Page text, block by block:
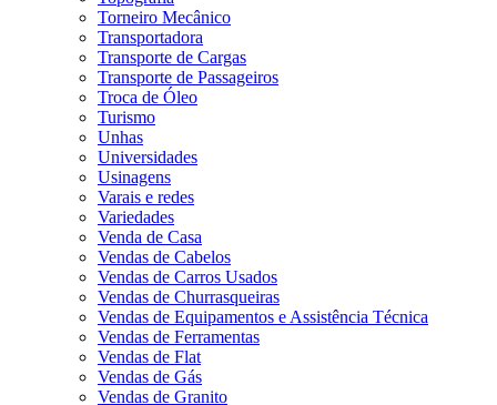
Torneiro Mecânico
Transportadora
Transporte de Cargas
Transporte de Passageiros
Troca de Óleo
Turismo
Unhas
Universidades
Usinagens
Varais e redes
Variedades
Venda de Casa
Vendas de Cabelos
Vendas de Carros Usados
Vendas de Churrasqueiras
Vendas de Equipamentos e Assistência Técnica
Vendas de Ferramentas
Vendas de Flat
Vendas de Gás
Vendas de Granito